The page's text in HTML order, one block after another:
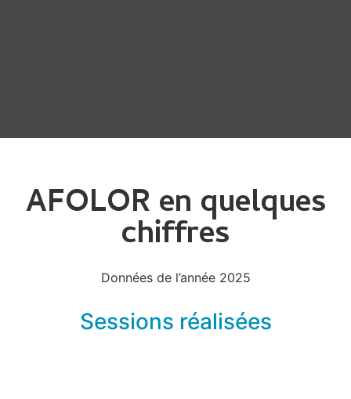
AFOLOR en quelques
chiffres
Données de l’année 2025
Sessions réalisées